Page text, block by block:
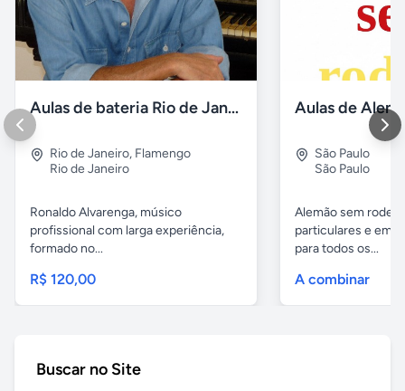
Aulas de bateria Rio de Janeiro
Rio de Janeiro, Flamengo
Rio de Janeiro
Ronaldo Alvarenga, músico
profissional com larga experiência,
formado no...
R$ 120,00
São Paulo
São Paulo
Alemão sem
particulares e em
para todos os...
A combinar
Buscar no Site